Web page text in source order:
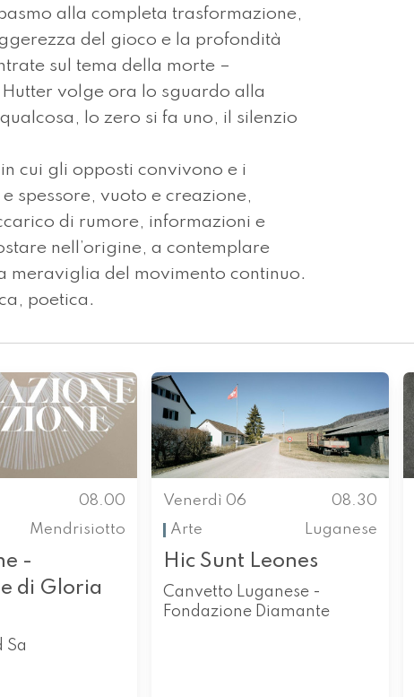
alla completa trasformazione,
del gioco e la profondità
sul tema della morte –
volge ora lo sguardo alla
lo zero si fa uno, il silenzio
cui gli opposti convivono e i
spessore, vuoto e creazione,
di rumore, informazioni e
nell’origine, a contemplare
meraviglia del movimento continuo.
poetica.
08.00
Mendrisiotto
-
di Gloria
Sa
Venerdì 06
08.30
Arte
Luganese
Hic Sunt Leones
Canvetto Luganese -
Fondazione Diamante